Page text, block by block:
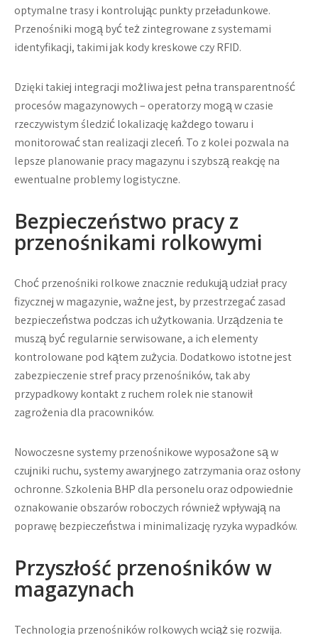
optymalne trasy i kontrolując punkty przeładunkowe.
Przenośniki mogą być też zintegrowane z systemami
identyfikacji, takimi jak kody kreskowe czy RFID.
Dzięki takiej integracji możliwa jest pełna transparentność
procesów magazynowych – operatorzy mogą w czasie
rzeczywistym śledzić lokalizację każdego towaru i
monitorować stan realizacji zleceń. To z kolei pozwala na
lepsze planowanie pracy magazynu i szybszą reakcję na
ewentualne problemy logistyczne.
Bezpieczeństwo pracy z
przenośnikami rolkowymi
Choć przenośniki rolkowe znacznie redukują udział pracy
fizycznej w magazynie, ważne jest, by przestrzegać zasad
bezpieczeństwa podczas ich użytkowania. Urządzenia te
muszą być regularnie serwisowane, a ich elementy
kontrolowane pod kątem zużycia. Dodatkowo istotne jest
zabezpieczenie stref pracy przenośników, tak aby
przypadkowy kontakt z ruchem rolek nie stanowił
zagrożenia dla pracowników.
Nowoczesne systemy przenośnikowe wyposażone są w
czujniki ruchu, systemy awaryjnego zatrzymania oraz osłony
ochronne. Szkolenia BHP dla personelu oraz odpowiednie
oznakowanie obszarów roboczych również wpływają na
poprawę bezpieczeństwa i minimalizację ryzyka wypadków.
Przyszłość przenośników w
magazynach
Technologia przenośników rolkowych wciąż się rozwija.